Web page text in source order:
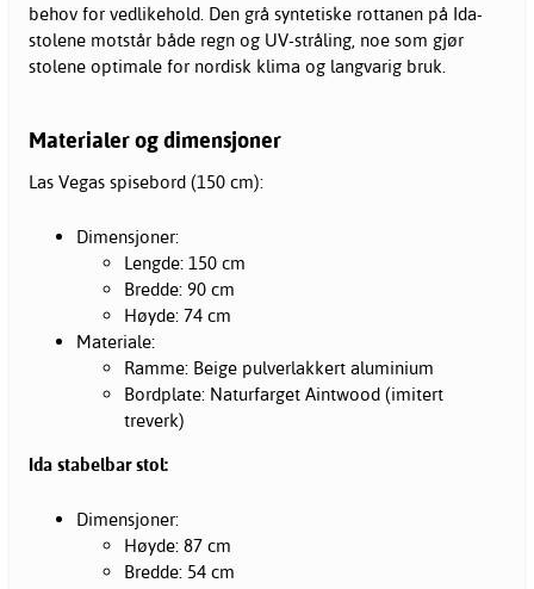
behov for vedlikehold. Den grå syntetiske rottanen på Ida-
stolene motstår både regn og UV-stråling, noe som gjør
stolene optimale for nordisk klima og langvarig bruk.
Materialer og dimensjoner
Las Vegas spisebord (150 cm):
Dimensjoner:
Lengde: 150 cm
Bredde: 90 cm
Høyde: 74 cm
Materiale:
Ramme: Beige pulverlakkert aluminium
Bordplate: Naturfarget Aintwood (imitert
treverk)
Ida stabelbar stol:
Dimensjoner:
Høyde: 87 cm
Bredde: 54 cm